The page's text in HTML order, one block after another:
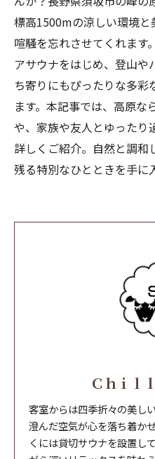
標高1500mの涼しい環境
喧騒を忘れさせてくれます
アサウナをはじめ、登山
ち寄りにもぴったりな多彩
ます。本記事では、高原
や、家族や友人とゆったり
詳しくご紹介。自然と調和
残る特別なひとときを手に
Ｃｈｉｌ
客室からは四季折々の美し
澄んだ空気が心を落ち着か
くには貸切サウナを設置し